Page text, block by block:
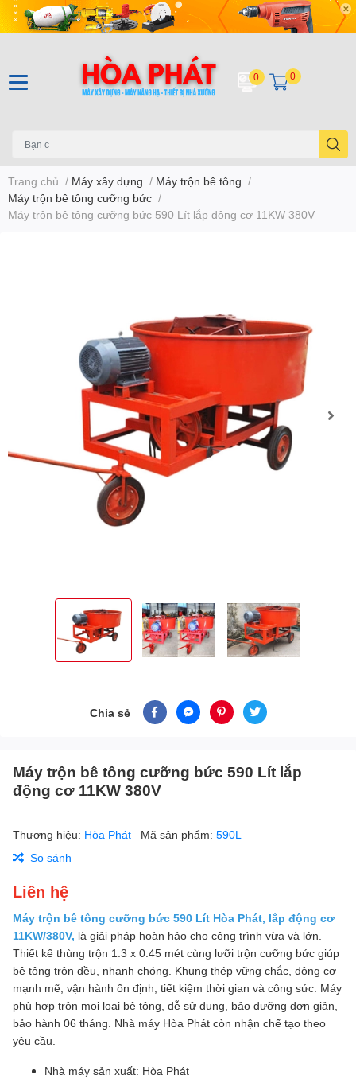
0 0
Trang chủ / Máy xây dựng / Máy trộn bê tông /
Máy trộn bê tông cưỡng bức /
Máy trộn bê tông cưỡng bức 590 Lít lắp động cơ 11KW 380V
Chia sẻ
Máy trộn bê tông cưỡng bức 590 Lít lắp
động cơ 11KW 380V
Thương hiệu: Hòa Phát Mã sản phẩm: 590L
So sánh
Liên hệ
Máy trộn bê tông cưỡng bức 590 Lít Hòa Phát, lắp động cơ
11KW/380V, là giải pháp hoàn hảo cho công trình vừa và lớn.
Thiết kế thùng trộn 1.3 x 0.45 mét cùng lưỡi trộn cưỡng bức giúp
bê tông trộn đều, nhanh chóng. Khung thép vững chắc, động cơ
mạnh mẽ, vận hành ổn định, tiết kiệm thời gian và công sức. Máy
phù hợp trộn mọi loại bê tông, dễ sử dụng, bảo dưỡng đơn giản,
bảo hành 06 tháng. Nhà máy Hòa Phát còn nhận chế tạo theo
yêu cầu.
Nhà máy sản xuất: Hòa Phát